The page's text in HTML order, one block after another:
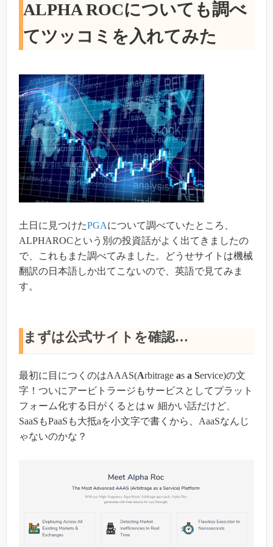
ALPHA ROCについても調べ
てツッコミを入れてみた
土日に見つけたPGAについて調べていたところ、
ALPHAROCという別の投資話がよく出てきましたの
で、これもまた調べてみました。どうせサイトは機械
翻訳の日本語しか出てこないので、英語で見てみま
す。
まずは公式サイトを確認…
最初に目につくのはAAAS(Arbitrage as a Service)の文
字！ついにアービトラージもサービスとしてプラット
フォーム化する日がくるとはｗ 細かい話だけど、
SaaSもPaaSも大抵aを小文字で書くから、AaaSなんじ
ゃないのかな？